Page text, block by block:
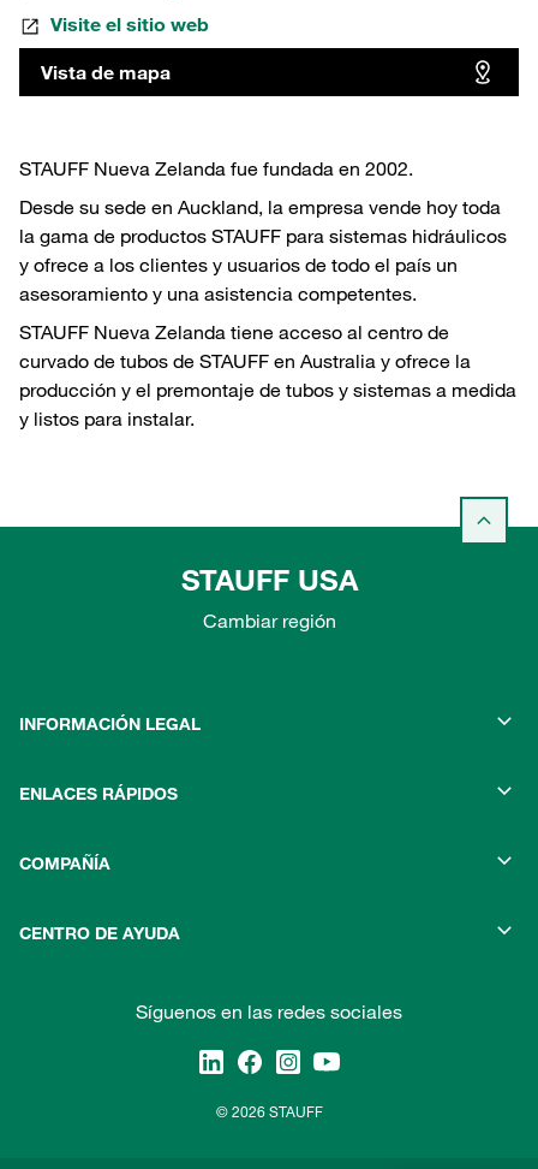
Visite el sitio web
Vista de mapa
STAUFF Nueva Zelanda fue fundada en 2002.
Desde su sede en Auckland, la empresa vende hoy toda
la gama de productos STAUFF para sistemas hidráulicos
y ofrece a los clientes y usuarios de todo el país un
asesoramiento y una asistencia competentes.
STAUFF Nueva Zelanda tiene acceso al centro de
curvado de tubos de STAUFF en Australia y ofrece la
producción y el premontaje de tubos y sistemas a medida
y listos para instalar.
STAUFF USA
Cambiar región
INFORMACIÓN LEGAL
ENLACES RÁPIDOS
COMPAÑÍA
CENTRO DE AYUDA
Síguenos en las redes sociales
© 2026 STAUFF